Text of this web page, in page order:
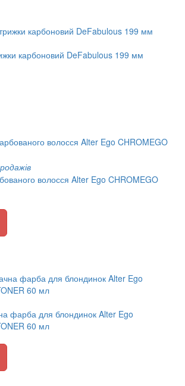
карбоновий DeFabulous 199 мм
волосся Alter Ego CHROMEGO
фарба для блондинок Alter Ego
60 мл